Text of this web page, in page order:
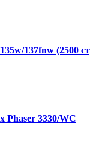
137fnw (2500
Phaser 3330/WC